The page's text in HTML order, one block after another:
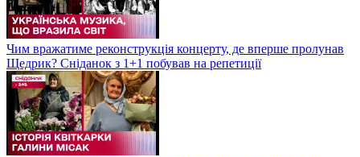
Чим вражатиме реконструкція концерту, де вперше пролунав
Щедрик? Сніданок з 1+1 побував на репетиції